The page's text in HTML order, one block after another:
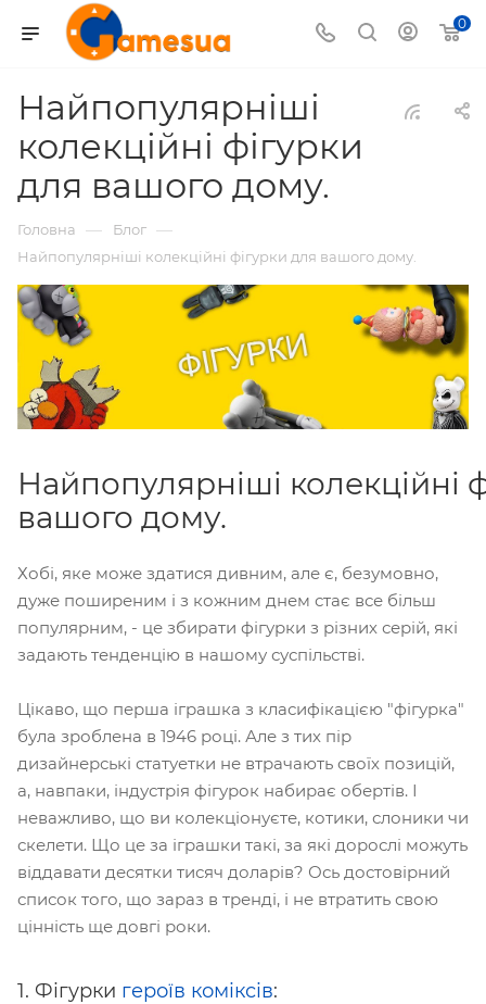
0
Найпопулярніші
колекційні фігурки
для вашого дому.
Головна — Блог —
Найпопулярніші колекційні фігурки для вашого дому.
Найпопулярніші колекційні
вашого дому.
Хобі, яке може здатися дивним, але є, безумовно,
дуже поширеним і з кожним днем стає все більш
популярним, - це збирати фігурки з різних серій, які
задають тенденцію в нашому суспільстві.
Цікаво, що перша іграшка з класифікацією "фігурка"
була зроблена в 1946 році. Але з тих пір
дизайнерські статуетки не втрачають своїх позицій,
а, навпаки, індустрія фігурок набирає обертів. І
неважливо, що ви колекціонуєте, котики, слоники чи
скелети. Що це за іграшки такі, за які дорослі можуть
віддавати десятки тисяч доларів? Ось достовірний
список того, що зараз в тренді, і не втратить свою
цінність ще довгі роки.
1. Фігурки героїв коміксів: